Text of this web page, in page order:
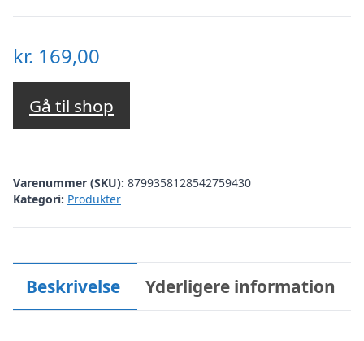
kr. 169,00
Gå til shop
Varenummer (SKU): 8799358128542759430
Kategori: Produkter
Beskrivelse Yderligere information